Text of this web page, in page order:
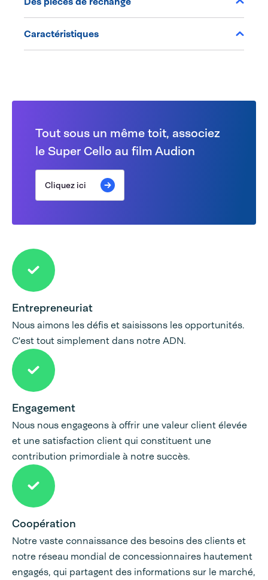
Caractéristiques
Tout sous un même toit, associez
le Super Cello au film Audion
Cliquez ici
Entrepreneuriat
Nous aimons les défis et saisissons les opportunités.
C'est tout simplement dans notre ADN.
Engagement
Nous nous engageons à offrir une valeur client élevée
et une satisfaction client qui constituent une
contribution primordiale à notre succès.
Coopération
Notre vaste connaissance des besoins des clients et
notre réseau mondial de concessionnaires hautement
engagés, qui partagent des informations sur le marché,